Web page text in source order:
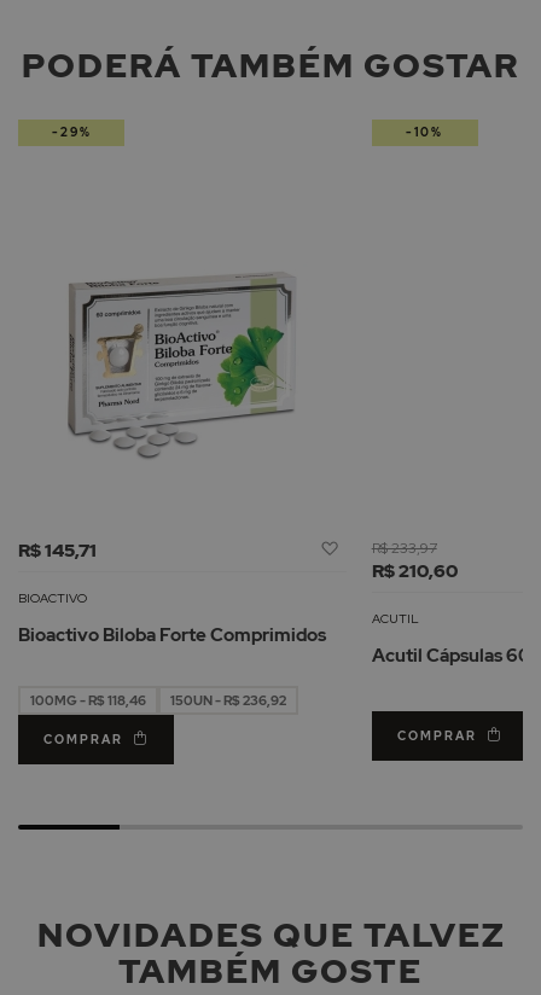
PODERÁ TAMBÉM GOSTAR
R$ 145,71
Adicionar
BIOACTIVO
Bioactivo Biloba Forte Comprimidos
100MG - R$ 118,46 150UN - R$ 236,92
COMPRAR
-29%
R$ 210,60
R$ 233,97
ACUTIL
Acutil Cápsulas
COMPRAR
-10%
NOVIDADES QUE TALVEZ
TAMBÉM GOSTE